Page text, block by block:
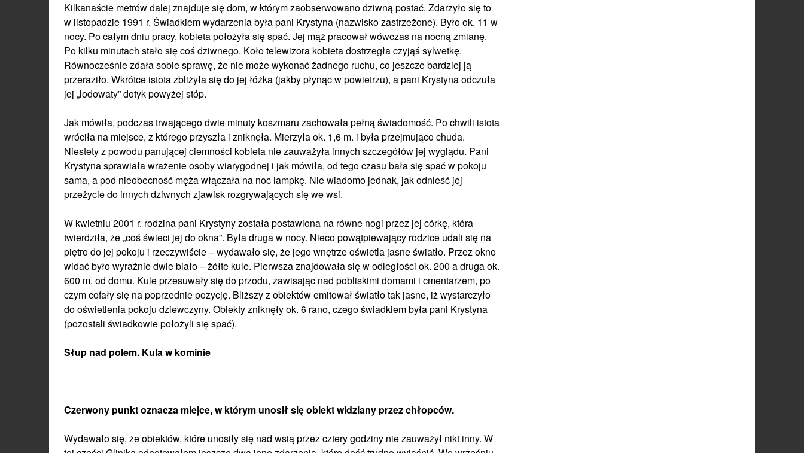
Kilkanaście metrów dalej znajduje się dom, w którym zaobserwowano dziwną postać. Zdarzyło się to
w listopadzie 1991 r. Świadkiem wydarzenia była pani Krystyna (nazwisko zastrzeżone). Było ok. 11 w
nocy. Po całym dniu pracy, kobieta położyła się spać. Jej mąż pracował wówczas na nocną zmianę.
Po kilku minutach stało się coś dziwnego. Koło telewizora kobieta dostrzegła czyjąś sylwetkę.
Równocześnie zdała sobie sprawę, że nie może wykonać żadnego ruchu, co jeszcze bardziej ją
przeraziło. Wkrótce istota zbliżyła się do jej łóżka (jakby płynąc w powietrzu), a pani Krystyna odczuła
jej „lodowaty” dotyk powyżej stóp.
Jak mówiła, podczas trwającego dwie minuty koszmaru zachowała pełną świadomość. Po chwili istota
wróciła na miejsce, z którego przyszła i zniknęła. Mierzyła ok. 1,6 m. i była przejmująco chuda.
Niestety z powodu panującej ciemności kobieta nie zauważyła innych szczegółów jej wyglądu. Pani
Krystyna sprawiała wrażenie osoby wiarygodnej i jak mówiła, od tego czasu bała się spać w pokoju
sama, a pod nieobecność męża włączała na noc lampkę. Nie wiadomo jednak, jak odnieść jej
przeżycie do innych dziwnych zjawisk rozgrywających się we wsi.
W kwietniu 2001 r. rodzina pani Krystyny została postawiona na równe nogi przez jej córkę, która
twierdziła, że „coś świeci jej do okna”. Była druga w nocy. Nieco powątpiewający rodzice udali się na
piętro do jej pokoju i rzeczywiście – wydawało się, że jego wnętrze oświetla jasne światło. Przez okno
widać było wyraźnie dwie biało – żółte kule. Pierwsza znajdowała się w odległości ok. 200 a druga ok.
600 m. od domu. Kule przesuwały się do przodu, zawisając nad pobliskimi domami i cmentarzem, po
czym cofały się na poprzednie pozycję. Bliższy z obiektów emitował światło tak jasne, iż wystarczyło
do oświetlenia pokoju dziewczyny. Obiekty zniknęły ok. 6 rano, czego świadkiem była pani Krystyna
(pozostali świadkowie położyli się spać).
Słup nad polem. Kula w kominie
Czerwony punkt oznacza miejce, w którym unosił się obiekt widziany przez chłopców.
Wydawało się, że obiektów, które unosiły się nad wsią przez cztery godziny nie zauważył nikt inny. W